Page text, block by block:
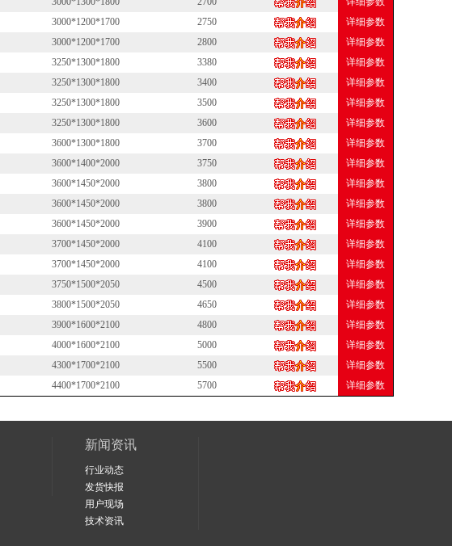
3000*1200*1700 2750
详细参数
3000*1200*1700 2800
详细参数
3250*1300*1800 3380
详细参数
3250*1300*1800 3400
详细参数
3250*1300*1800 3500
详细参数
3250*1300*1800 3600
详细参数
3600*1300*1800 3700
详细参数
3600*1400*2000 3750
详细参数
3600*1450*2000 3800
详细参数
3600*1450*2000 3800
详细参数
3600*1450*2000 3900
详细参数
3700*1450*2000 4100
详细参数
3700*1450*2000 4100
详细参数
3750*1500*2050 4500
详细参数
3800*1500*2050 4650
详细参数
3900*1600*2100 4800
详细参数
4000*1600*2100 5000
详细参数
4300*1700*2100 5500
详细参数
4400*1700*2100 5700 详细参数
新闻资讯
行业动态
发货快报
用户现场
技术资讯